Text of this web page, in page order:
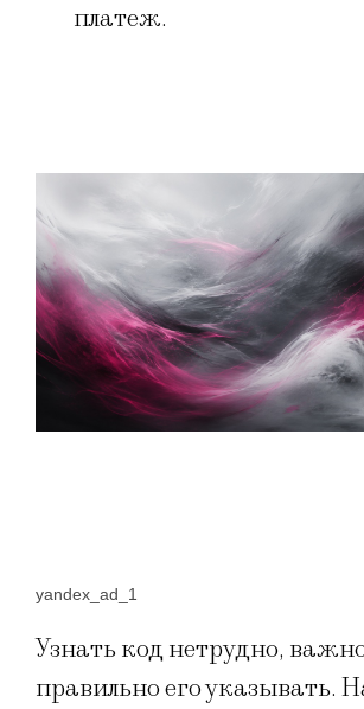
платеж.
yandex_ad_1
Узнать код нетрудно,
правильно его указывать.